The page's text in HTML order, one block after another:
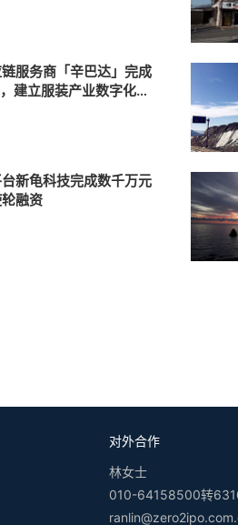
服务商「辛巴达」完成
建立服装产业数字化平
新龟科技完成数千万元
融资
对外合作
林女士
010-64158500转